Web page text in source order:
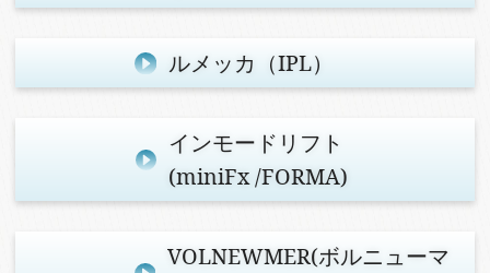
ルメッカ（IPL）
インモードリフト
(miniFx /FORMA)
VOLNEWMER(ボルニューマ